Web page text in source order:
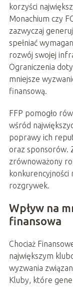
korzyści
Monachium czy
zazwyczaj
spełniać
rozwój swojej
Ograniczenia
mniejsze
finansową.
FFP pomogło
wśród
poprawy ich
oraz sponsorów.
zrównoważony
konkurencyjności
rozgrywek.
Wpływ na
finansowa
Chociaż
największym
wyzwania
Kluby, które